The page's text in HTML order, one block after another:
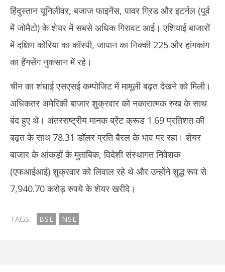
23,
2025
हिंदुस्तान यूनिलीवर, बजाज फाइनेंस, पावर ग्रिड और इटर्नल (पूर्व
में जोमैटो) के शेयर में सबसे अधिक गिरावट आई। एशियाई बाजारों
में दक्षिण कोरिया का कॉस्पी, जापान का निक्की 225 और हांगकांग
का हैंगसेंग नुकसान में रहे।
चीन का शंघाई एसएसई कम्पोजिट में मामूली बढ़त देखने को मिली।
अधिकतर अमेरिकी बाजार शुक्रवार को नकारात्मक रुख के साथ
बंद हुए थे। अंतरराष्ट्रीय मानक ब्रेंट क्रूड 1.69 प्रतिशत की
बढ़त के साथ 78.31 डॉलर प्रति बैरल के भाव पर रहा। शेयर
बाजार के आंकड़ों के मुताबिक, विदेशी संस्थागत निवेशक
(एफआईआई) शुक्रवार को लिवाल रहे थे और उन्होंने शुद्ध रूप से
7,940.70 करोड़ रुपये के शेयर खरीदे।
TAGS: BSE NSE